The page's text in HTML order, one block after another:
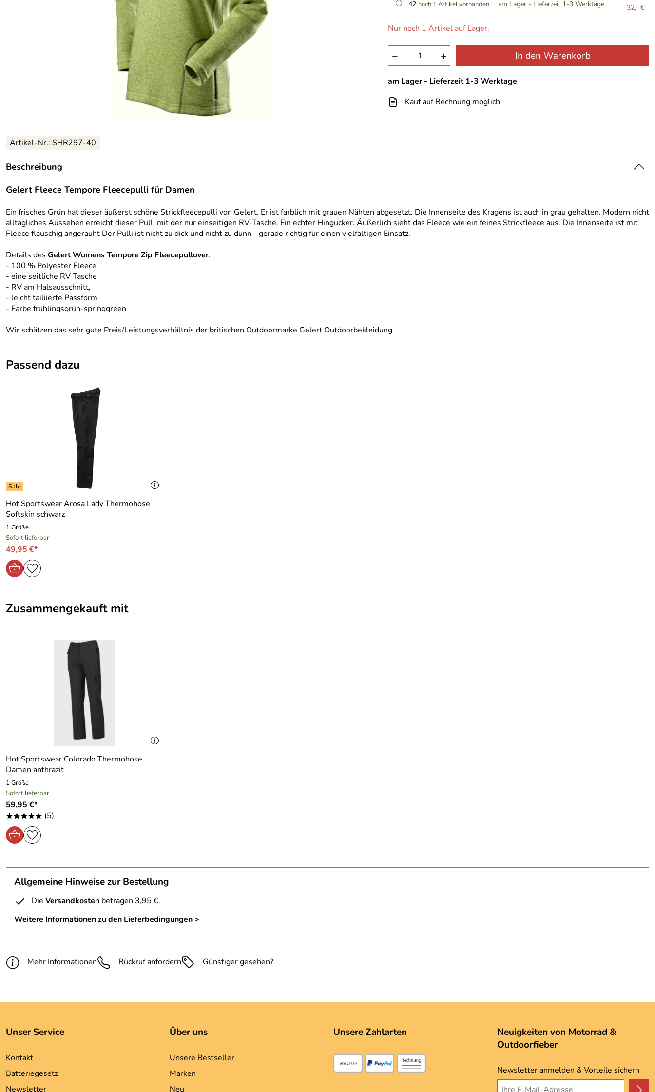
42 noch 1 Artikel vorhanden am Lager - Lieferzeit 1-3 Werktage 32,- €
Nur noch 1 Artikel auf Lager.
− + In den Warenkorb
am Lager - Lieferzeit 1-3 Werktage
Kauf auf Rechnung möglich
Artikel-Nr.: SHR297-40
Beschreibung
Gelert Fleece Tempore Fleecepulli für Damen
Ein frisches Grün hat dieser äußerst schöne Strickfleecepulli von Gelert. Er ist farblich mit grauen Nähten abgesetzt. Die Innenseite des Kragens ist auch in grau gehalten. Modern nicht
alltägliches Aussehen erreicht dieser Pulli mit der nur einseitigen RV-Tasche. Ein echter Hingucker. Äußerlich sieht das Fleece wie ein feines Strickfleece aus. Die Innenseite ist mit
Fleece flauschig angerauht Der Pulli ist nicht zu dick und nicht zu dünn - gerade richtig für einen vielfältigen Einsatz.
Details des Gelert Womens Tempore Zip Fleecepullover:
- 100 % Polyester Fleece
- eine seitliche RV Tasche
- RV am Halsausschnitt,
- leicht tailiierte Passform
- Farbe frühlingsgrün-springgreen
Wir schätzen das sehr gute Preis/Leistungsverhältnis der britischen Outdoormarke Gelert Outdoorbekleidung
Passend dazu
Hot Sportswear Arosa Lady Thermohose
Softskin schwarz
1 Größe
Sofort lieferbar
49,95 €*
Zusammengekauft mit
Hot Sportswear Colorado Thermohose
Damen anthrazit
1 Größe
Sofort lieferbar
59,95 €*
***** (5)
Allgemeine Hinweise zur Bestellung
Die Versandkosten betragen 3,95 €.
Weitere Informationen zu den Lieferbedingungen >
Mehr Informationen Rückruf anfordern Günstiger gesehen?
Unser Service
Kontakt
Batteriegesetz
Newsletter
Über uns
Unsere Bestseller
Marken
Neu
Unsere Zahlarten
Neuigkeiten von Motorrad &
Outdoorfieber
Newsletter anmelden & Vorteile sichern